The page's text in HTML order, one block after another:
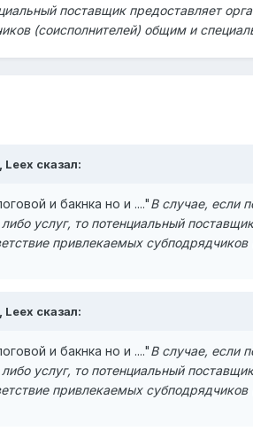
поставщик предоставляет
(соисполнителей) общим и
сказал:
и бакнка но и ...."В случае, если
услуг, то потенциальный
привлекаемых
сказал:
и бакнка но и ...."В случае, если
услуг, то потенциальный
привлекаемых